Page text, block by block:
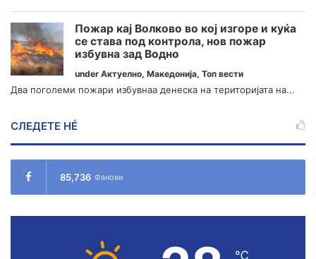
Пожар кај Волково во кој изгоре и куќа
се става под контрола, нов пожар
избувна зад Водно
under Актуелно, Македонија, Топ вести
Два поголеми пожари избувнаа денеска на територијата на...
СЛЕДЕТЕ НÉ
85,736 Фанови
℃